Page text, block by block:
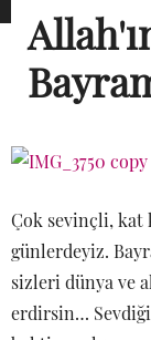
Çok sevinçli,
günlerdeyiz.
sizleri dünya ve
erdirsin…